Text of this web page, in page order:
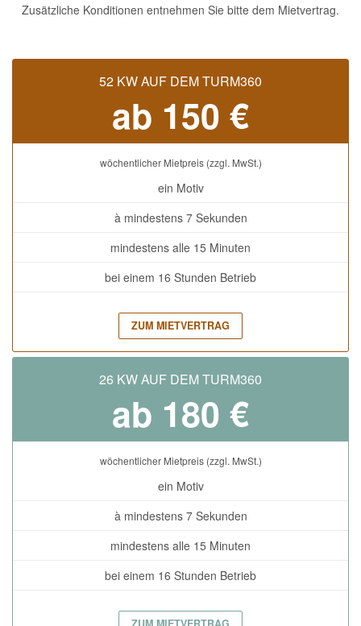
Zusätzliche Konditionen entnehmen Sie bitte dem Mietvertrag.
52 KW AUF DEM TURM360
ab 150 €
wöchentlicher Mietpreis (zzgl. MwSt.)
ein Motiv
à mindestens 7 Sekunden
mindestens alle 15 Minuten
bei einem 16 Stunden Betrieb
ZUM MIETVERTRAG
26 KW AUF DEM TURM360
ab 180 €
wöchentlicher Mietpreis (zzgl. MwSt.)
ein Motiv
à mindestens 7 Sekunden
mindestens alle 15 Minuten
bei einem 16 Stunden Betrieb